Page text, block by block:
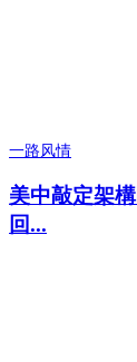
一路风情
美中敲定架
回...